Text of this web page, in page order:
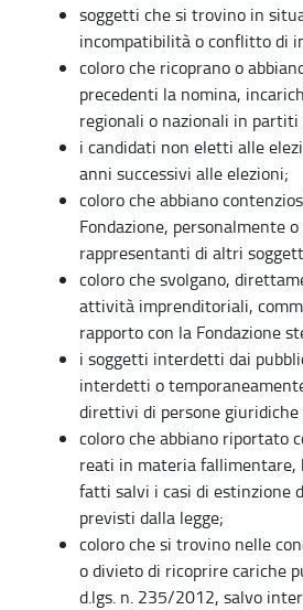
soggetti che si trovino in
incompatibilità o conflitto di
coloro che ricoprano o
precedenti la nomina,
regionali o nazionali in
i candidati non eletti alle
anni successivi alle elezioni;
coloro che abbiano
Fondazione, personalmente
rappresentanti di altri
coloro che svolgano,
attività imprenditoriali,
rapporto con la Fondazione
i soggetti interdetti dai
interdetti o
direttivi di persone giuridiche
coloro che abbiano riportato
reati in materia fallimentare,
fatti salvi i casi di estinzione
previsti dalla legge;
coloro che si trovino nelle
o divieto di ricoprire cariche
d.lgs. n. 235/2012, salvo